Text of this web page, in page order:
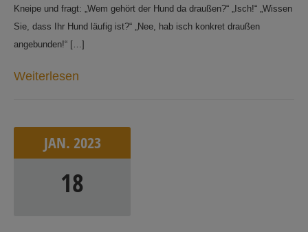
Kneipe und fragt: „Wem gehört der Hund da draußen?“ „Isch!“ „Wissen
Sie, dass Ihr Hund läufig ist?“ „Nee, hab isch konkret draußen
angebunden!“ […]
Weiterlesen
JAN. 2023
18